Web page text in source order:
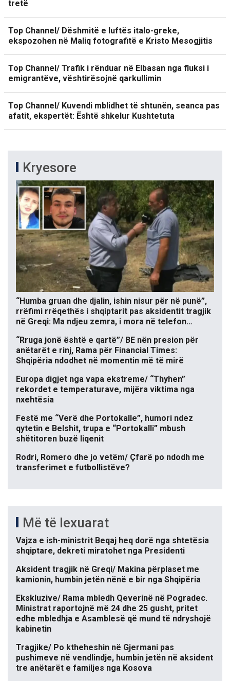
tretë
Top Channel/ Dëshmitë e luftës italo-greke,
ekspozohen në Maliq fotografitë e Kristo Mesogjitis
Top Channel/ Trafik i rënduar në Elbasan nga fluksi i
emigrantëve, vështirësojnë qarkullimin
Top Channel/ Kuvendi mblidhet të shtunën, seanca pas
afatit, ekspertët: Është shkelur Kushtetuta
Kryesore
“Humba gruan dhe djalin, ishin nisur për në punë”,
rrëfimi rrëqethës i shqiptarit pas aksidentit tragjik
në Greqi: Ma ndjeu zemra, i mora në telefon…
“Rruga jonë është e qartë”/ BE nën presion për
anëtarët e rinj, Rama për Financial Times:
Shqipëria ndodhet në momentin më të mirë
Europa digjet nga vapa ekstreme/ “Thyhen”
rekordet e temperaturave, mijëra viktima nga
nxehtësia
Festë me “Verë dhe Portokalle”, humori ndez
qytetin e Belshit, trupa e “Portokalli” mbush
shëtitoren buzë liqenit
Rodri, Romero dhe jo vetëm/ Çfarë po ndodh me
transferimet e futbollistëve?
Më të lexuarat
Vajza e ish-ministrit Beqaj heq dorë nga shtetësia
shqiptare, dekreti miratohet nga Presidenti
Aksident tragjik në Greqi/ Makina përplaset me
kamionin, humbin jetën nënë e bir nga Shqipëria
Ekskluzive/ Rama mbledh Qeverinë në Pogradec.
Ministrat raportojnë më 24 dhe 25 gusht, pritet
edhe mbledhja e Asamblesë që mund të ndryshojë
kabinetin
Tragjike/ Po ktheheshin në Gjermani pas
pushimeve në vendlindje, humbin jetën në aksident
tre anëtarët e familjes nga Kosova